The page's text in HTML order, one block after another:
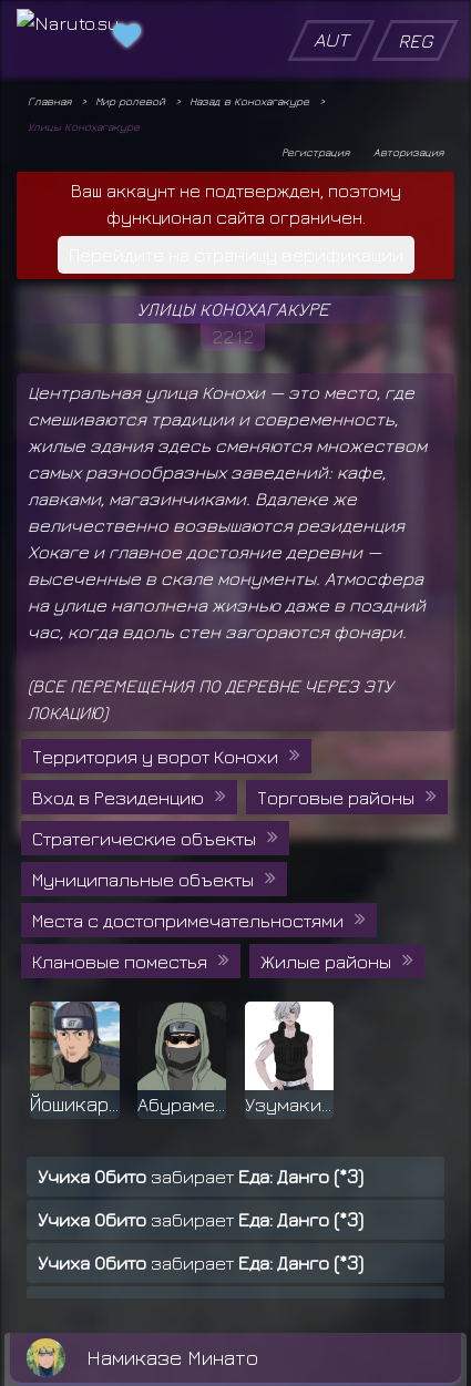
AUT REG
Главная Мир ролевой
Назад в Конохагакуре
Улицы Конохагакуре
Авторизация
Регистрация
Ваш аккаунт не подтвержден, поэтому
функционал сайта ограничен.
УЛИЦЫ КОНОХАГАКУРЕ
22:12
Центральная улица Конохи — это место, где
смешиваются традиции и современность,
жилые здания здесь сменяются множеством
самых разнообразных заведений: кафе,
лавками, магазинчиками. Вдалеке же
величественно возвышаются резиденция
Хокаге и главное достояние деревни —
высеченные в скале монументы. Атмосфера
на улице наполнена жизнью даже в поздний
час, когда вдоль стен загораются фонари.
(ВСЕ ПЕРЕМЕЩЕНИЯ ПО ДЕРЕВНЕ ЧЕРЕЗ ЭТУ
ЛОКАЦИЮ)
Территория у ворот Конохи
Вход в Резиденцию
Торговые районы
Стратегические объекты
Муниципальные объекты
Места с достопримечательностями
Клановые поместья
Жилые районы
Учиха Обито забирает Еда: Данго (*3)
Учиха Обито забирает Еда: Данго (*3)
Учиха Обито забирает Еда: Данго (*3)
Еда: Данго (*3)
Учиха Обито
забирает
Намиказе Минато